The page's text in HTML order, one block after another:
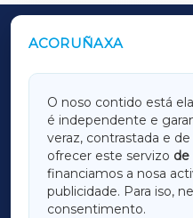
ACORUÑAXA
O noso contido está
é independente e
veraz, contrastada e
ofrecer este servizo de
financiamos a nosa
publicidade. Para iso,
consentimento.
OUTROS